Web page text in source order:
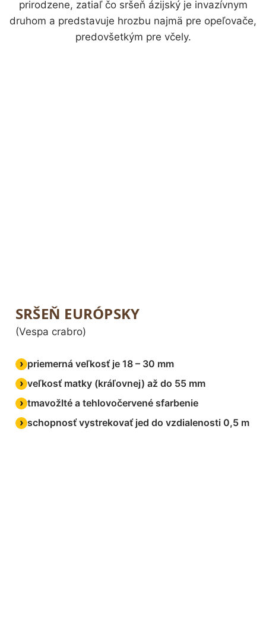
prirodzene, zatiaľ čo sršeň ázijský je invazívnym
druhom a predstavuje hrozbu najmä pre opeľovače,
predovšetkým pre včely.
SRŠEŇ EURÓPSKY
(Vespa crabro)
priemerná veľkosť je 18 – 30 mm
veľkosť matky (kráľovnej) až do 55 mm
tmavožlté a tehlovočervené sfarbenie
schopnosť vystrekovať jed do vzdialenosti 0,5 m